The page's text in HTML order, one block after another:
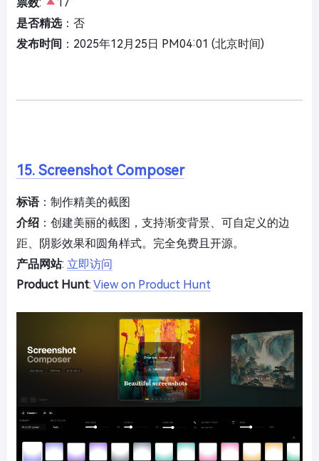
票数:
17
是否精选：否
发布时间 ：2025年12月25日 PM04:01 (北京时间)
15. Screenshot Composer
标语：制作精美的截图
介绍 ：创建美丽的截图，支持渐变背景、可自定义的边
距、阴影效果和圆角样式。完全免费且开源。
产品网站: 立即访问
Product Hunt: View on Product Hunt